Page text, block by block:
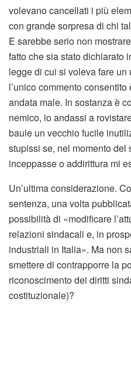
volevano cancellati i più
con grande sorpresa di chi
E sarebbe serio non
fatto che sia stato dichiarato
legge di cui si voleva fare un
l’unico commento
andata male. In sostanza è
nemico, io andassi a
baule un vecchio fucile
stupissi se, nel momento del
inceppasse o addirittura mi
Un’ultima considerazione.
sentenza, una volta
possibilità di «modificare
relazioni sindacali e, in
industriali in Italia». Ma non
smettere di contrapporre la
riconoscimento dei diritti
costituzionale)?